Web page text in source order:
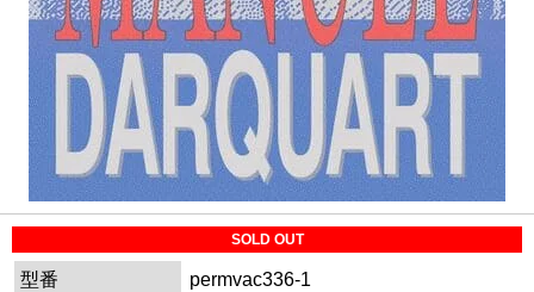
SOLD OUT
型番
permvac336-1